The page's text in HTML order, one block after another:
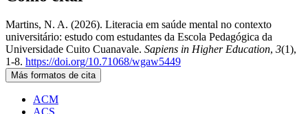
Martins, N. A. (2026). Literacia em saúde mental no contexto
universitário: estudo com estudantes da Escola Pedagógica da
Universidade Cuito Cuanavale. Sapiens in Higher Education, 3(1),
1-8. https://doi.org/10.71068/wgaw5449
Más formatos de cita
ACM